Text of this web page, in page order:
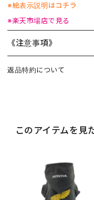
※絵表示説明はコチラ
※楽天市場店で見る
《注意事項》
返品特約について
このアイテムを見